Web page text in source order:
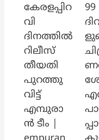
കേരളപ്പിറ
വി
ദിനത്തിൽ
റിലീസ്
തീയതി
പുറത്തു
വിട്ട്
എമ്പുരാ
ൻ ടീം |
99